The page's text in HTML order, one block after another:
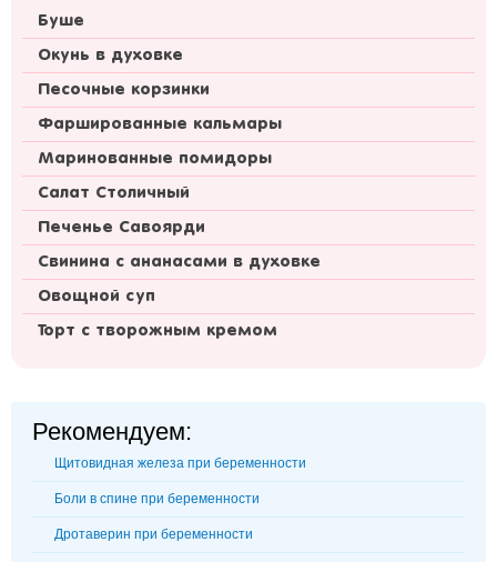
Буше
Окунь в духовке
Песочные корзинки
Фаршированные кальмары
Маринованные помидоры
Салат Столичный
Печенье Савоярди
Свинина с ананасами в духовке
Овощной суп
Торт с творожным кремом
Рекомендуем:
Щитовидная железа при беременности
Боли в спине при беременности
Дротаверин при беременности